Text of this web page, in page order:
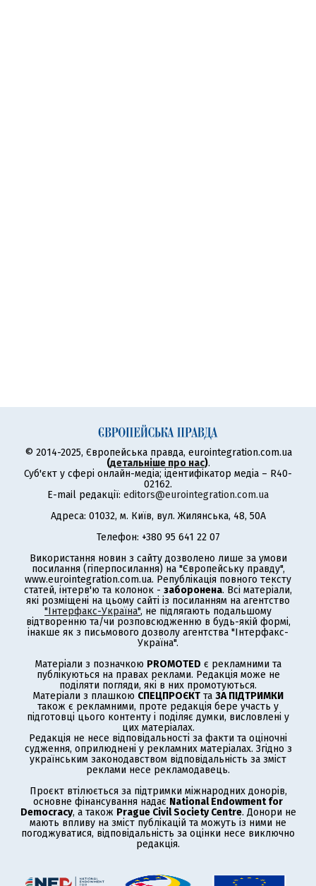
© 2014-2025, Європейська правда, eurointegration.com.ua
(детальніше про нас).
Суб'єкт у сфері онлайн-медіа; ідентифікатор медіа – R40-
02162.
E-mail редакції: editors@eurointegration.com.ua
Адреса: 01032, м. Київ, вул. Жилянська, 48, 50А
Телефон: +380 95 641 22 07
Використання новин з сайту дозволено лише за умови
посилання (гіперпосилання) на "Європейську правду",
www.eurointegration.com.ua. Републікація повного тексту
статей, інтерв'ю та колонок - заборонена. Всі матеріали,
які розміщені на цьому сайті із посиланням на агентство
"Інтерфакс-Україна", не підлягають подальшому
відтворенню та/чи розповсюдженню в будь-якій формі,
інакше як з письмового дозволу агентства "Інтерфакс-
Україна".
Матеріали з позначкою PROMOTED є рекламними та
публікуються на правах реклами. Редакція може не
поділяти погляди, які в них промотуються.
Матеріали з плашкою СПЕЦПРОЄКТ та ЗА ПІДТРИМКИ
також є рекламними, проте редакція бере участь у
підготовці цього контенту і поділяє думки, висловлені у
цих матеріалах.
Редакція не несе відповідальності за факти та оціночні
судження, оприлюднені у рекламних матеріалах. Згідно з
українським законодавством відповідальність за зміст
реклами несе рекламодавець.
Проєкт втілюється за підтримки міжнародних донорів,
основне фінансування надає National Endowment for
Democracy, а також Prague Civil Society Centre. Донори не
мають впливу на зміст публікацій та можуть із ними не
погоджуватися, відповідальність за оцінки несе виключно
редакція.